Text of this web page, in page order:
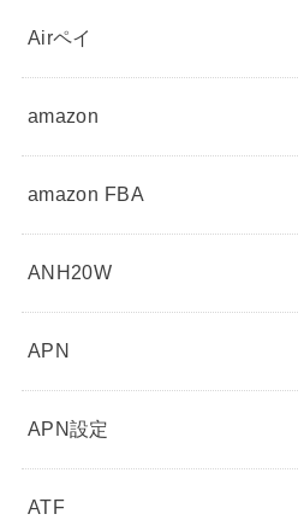
Airペイ
amazon
amazon FBA
ANH20W
APN
APN設定
ATF